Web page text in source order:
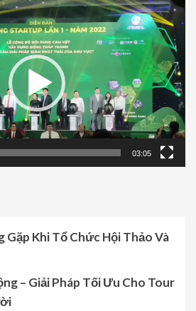
03:05
Khi Tổ Chức Hội Thảo Và
– Giải Pháp Tối Ưu Cho Tour